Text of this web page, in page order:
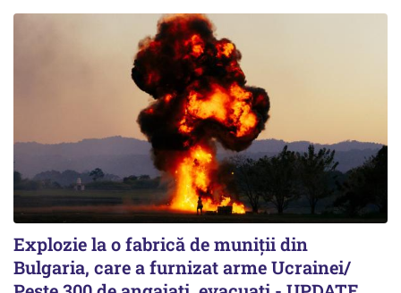
Explozie la o fabrică de muniții din
Bulgaria, care a furnizat arme Ucrainei/